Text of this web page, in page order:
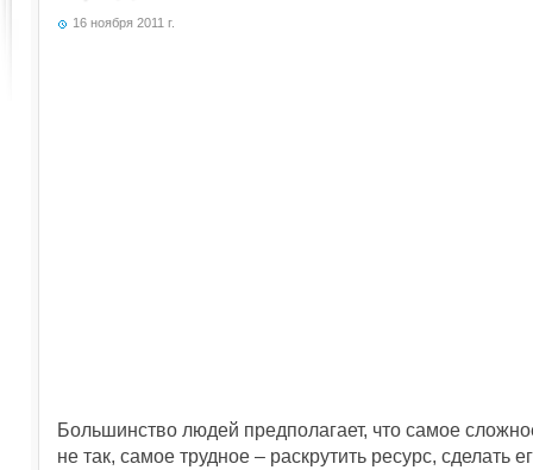
16 ноября 2011 г.
Большинство людей предполагает, что самое
не так, самое трудное – раскрутить ресурс,